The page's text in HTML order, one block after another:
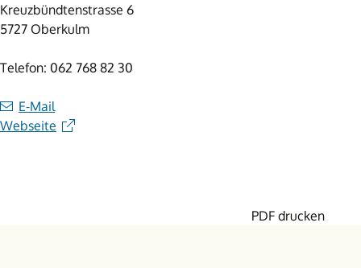
Kreuzbündtenstrasse 6
5727 Oberkulm
Telefon: 062 768 82 30
E-Mail
Webseite
PDF drucken